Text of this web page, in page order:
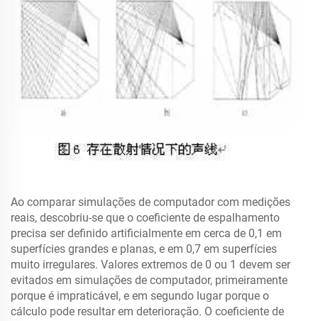
Ao comparar simulações de computador com medições
reais, descobriu-se que o coeficiente de espalhamento
precisa ser definido artificialmente em cerca de 0,1 em
superfícies grandes e planas, e em 0,7 em superfícies
muito irregulares. Valores extremos de 0 ou 1 devem ser
evitados em simulações de computador, primeiramente
porque é impraticável, e em segundo lugar porque o
cálculo pode resultar em deterioração. O coeficiente de